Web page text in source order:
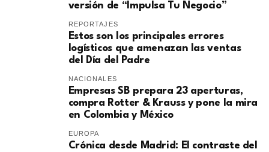
versión de “Impulsa Tu Negocio”
REPORTAJES
Estos son los principales errores
logísticos que amenazan las ventas
del Día del Padre
NACIONALES
Empresas SB prepara 23 aperturas,
compra Rotter & Krauss y pone la mira
en Colombia y México
EUROPA
​Crónica desde Madrid: El contraste del